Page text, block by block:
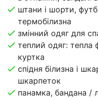
штани і шорти,
термобілизна
змінний одяг для
теплий одяг: тепла
куртка
спідня білизна і
шкарпеток
панамка, бандана /